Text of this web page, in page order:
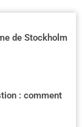
de Stockholm
: comment